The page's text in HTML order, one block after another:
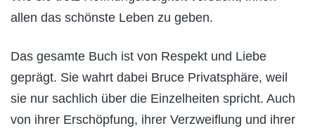
allen das schönste Leben zu geben.
Das gesamte Buch ist von Respekt und Liebe
geprägt. Sie wahrt dabei Bruce Privatsphäre, weil
sie nur sachlich über die Einzelheiten spricht. Auch
von ihrer Erschöpfung, ihrer Verzweiflung und ihrer